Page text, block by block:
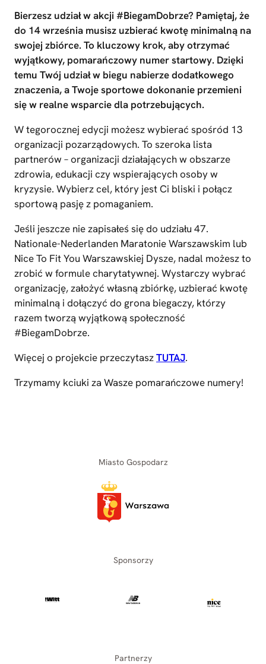
Bierzesz udział w akcji #BiegamDobrze? Pamiętaj, że
do 14 września musisz uzbierać kwotę minimalną na
swojej zbiórce. To kluczowy krok, aby otrzymać
wyjątkowy, pomarańczowy numer startowy. Dzięki
temu Twój udział w biegu nabierze dodatkowego
znaczenia, a Twoje sportowe dokonanie przemieni
się w realne wsparcie dla potrzebujących.
W tegorocznej edycji możesz wybierać spośród 13
organizacji pozarządowych. To szeroka lista
partnerów – organizacji działających w obszarze
zdrowia, edukacji czy wspierających osoby w
kryzysie. Wybierz cel, który jest Ci bliski i połącz
sportową pasję z pomaganiem.
Jeśli jeszcze nie zapisałeś się do udziału 47.
Nationale-Nederlanden Maratonie Warszawskim lub
Nice To Fit You Warszawskiej Dysze, nadal możesz to
zrobić w formule charytatywnej. Wystarczy wybrać
organizację, założyć własną zbiórkę, uzbierać kwotę
minimalną i dołączyć do grona biegaczy, którzy
razem tworzą wyjątkową społeczność
#BiegamDobrze.
Więcej o projekcie przeczytaszTUTAJ.
Trzymamy kciuki za Wasze pomarańczowe numery!
Miasto Gospodarz
Sponsorzy
Partnerzy